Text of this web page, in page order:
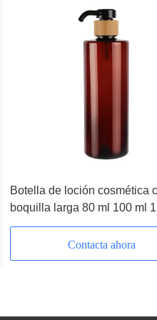
Botella de loción cosmética
boquilla larga 80 ml 100 ml
150 ml 180 ml 200 ml
plástico ámbarContacta ahora